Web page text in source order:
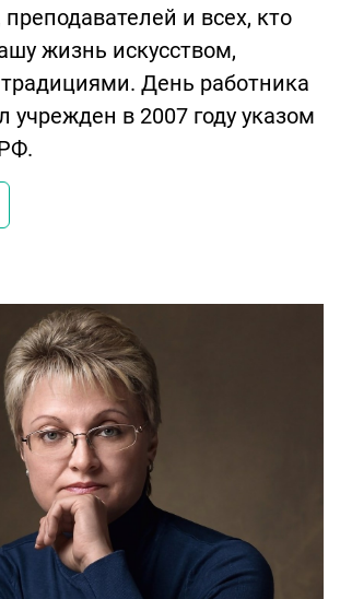
и всех, кто
жизнь искусством,
День работника
учрежден в 2007 году указом